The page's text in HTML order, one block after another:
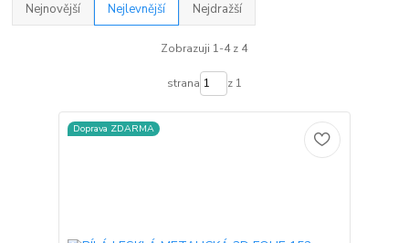
Nejnovější Nejlevnější Nejdražší
Zobrazuji 1-4 z 4
strana z 1
Doprava ZDARMA